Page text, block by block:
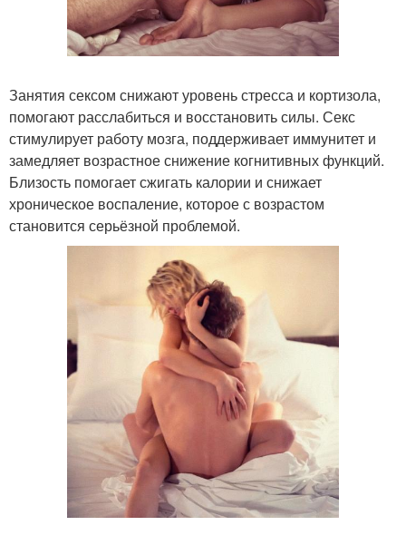
Занятия сексом снижают уровень стресса и кортизола,
помогают расслабиться и восстановить силы. Секс
стимулирует работу мозга, поддерживает иммунитет и
замедляет возрастное снижение когнитивных функций.
Близость помогает сжигать калории и снижает
хроническое воспаление, которое с возрастом
становится серьёзной проблемой.